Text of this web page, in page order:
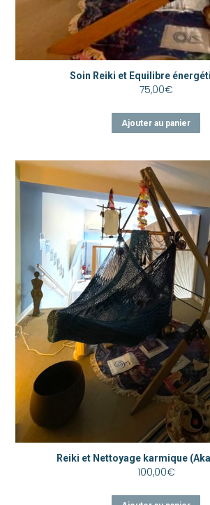
Soin Reiki et Equilibre
75,00€
Ajouter au panier
Reiki et Nettoyage karmique
100,00€